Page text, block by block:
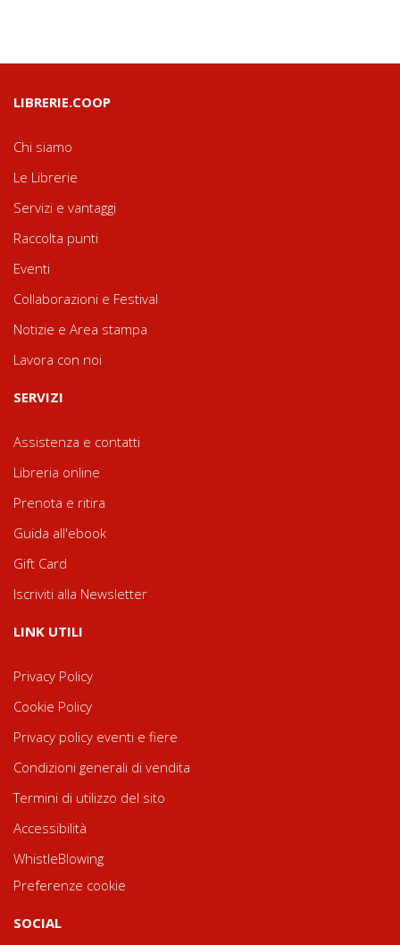
LIBRERIE.COOP
Chi siamo
Le Librerie
Servizi e vantaggi
Raccolta punti
Eventi
Collaborazioni e Festival
Notizie e Area stampa
Lavora con noi
SERVIZI
Assistenza e contatti
Libreria online
Prenota e ritira
Guida all'ebook
Gift Card
Iscriviti alla Newsletter
LINK UTILI
Privacy Policy
Cookie Policy
Privacy policy eventi e fiere
Condizioni generali di vendita
Termini di utilizzo del sito
Accessibilità
WhistleBlowing
Preferenze cookie
SOCIAL